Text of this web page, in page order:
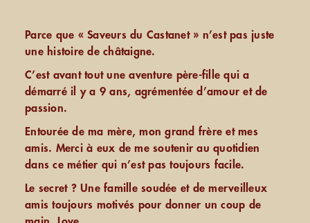
Parce que « Saveurs du Castanet » n’est pas juste
une histoire de châtaigne.
C’est avant tout une aventure père-fille qui a
démarré il y a 9 ans, agrémentée d’amour et de
passion.
Entourée de ma mère, mon grand frère et mes
amis. Merci à eux de me soutenir au quotidien
dans ce métier qui n’est pas toujours facile.
Le secret ? Une famille soudée et de merveilleux
amis toujours motivés pour donner un coup de